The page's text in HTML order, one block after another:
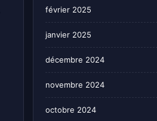
février 2025
janvier 2025
décembre 2024
novembre 2024
octobre 2024